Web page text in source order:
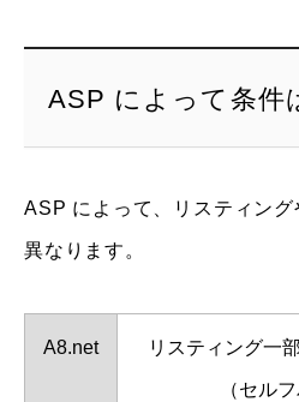
ASP によって条件
ASP によって、リスティン
異なります。
A8.net リスティング一
（セル